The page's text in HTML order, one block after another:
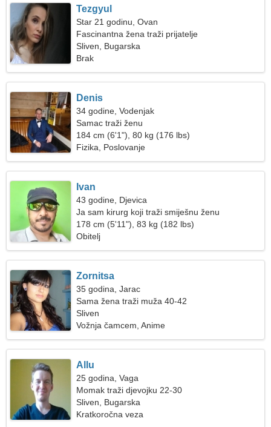
Tezgyul
Star 21 godinu, Ovan
Fascinantna žena traži prijatelje
Sliven, Bugarska
Brak
Denis
34 godine, Vodenjak
Samac traži ženu
184 cm (6'1"), 80 kg (176 lbs)
Fizika, Poslovanje
Ivan
43 godine, Djevica
Ja sam kirurg koji traži smiješnu ženu
178 cm (5'11"), 83 kg (182 lbs)
Obitelj
Zornitsa
35 godina, Jarac
Sama žena traži muža 40-42
Sliven
Vožnja čamcem, Anime
Allu
25 godina, Vaga
Momak traži djevojku 22-30
Sliven, Bugarska
Kratkoročna veza